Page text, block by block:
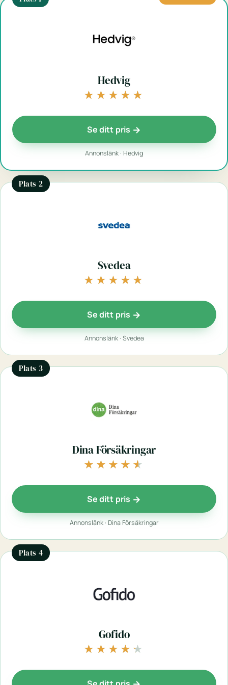
Hedvig
★★★★★
★★★★★
Se ditt pris
Annonslänk · Hedvig
Plats 2
Svedea
★★★★★
★★★★★
Se ditt pris
Annonslänk · Svedea
Plats 3
Dina Försäkringar
★★★★★
★★★★★
Se ditt pris
Annonslänk · Dina Försäkringar
Plats 4
Gofido
★★★★★
★★★★★